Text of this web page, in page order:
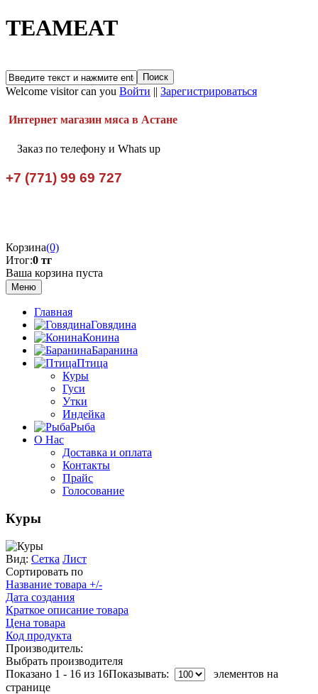
TEAMEAT
Welcome visitor can you Войти || Зарегистрироваться
Интернет магазин мяса в Астане
Заказ по телефону и Whats up
+7 (771) 99 69 727
Корзина(0)
Итог:0 тг
Ваша корзина пуста
Меню
Главная
Говядина
Конина
Баранина
Птица
Куры
Гуси
Утки
Индейка
Рыба
О Нас
Доставка и оплата
Контакты
Прайс
Голосование
Куры
Вид: Сетка Лист
Сортировать по
Название товара +/-
Дата создания
Краткое описание товара
Цена товара
Код продукта
Производитель:
Выбрать производителя
Показано 1 - 16 из 16Показывать:
элементов на
странице